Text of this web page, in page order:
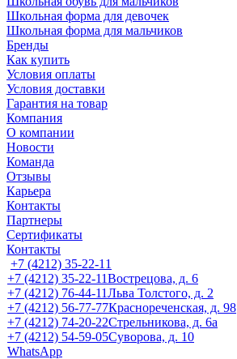
Школьная форма для девочек
Школьная форма для мальчиков
Бренды
Как купить
Условия оплаты
Условия доставки
Гарантия на товар
Компания
О компании
Новости
Команда
Отзывы
Карьера
Контакты
Партнеры
Сертификаты
Контакты
+7 (4212) 35-22-11
+7 (4212) 35-22-11Вострецова, д. 6
+7 (4212) 76-44-11Льва Толстого, д. 2
+7 (4212) 56-77-77Краснореченская, д. 98
+7 (4212) 74-20-22Стрельникова, д. 6а
+7 (4212) 54-59-05Суворова, д. 10
WhatsApp